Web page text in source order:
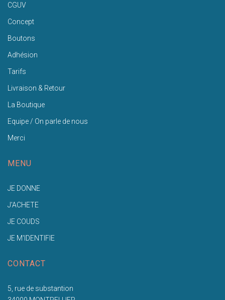
CGUV
Concept
Boutons
Adhésion
Tarifs
Livraison & Retour
La Boutique
Equipe / On parle de nous
Merci
MENU
JE DONNE
J'ACHETE
JE COUDS
JE M'IDENTIFIE
CONTACT
5, rue de substantion